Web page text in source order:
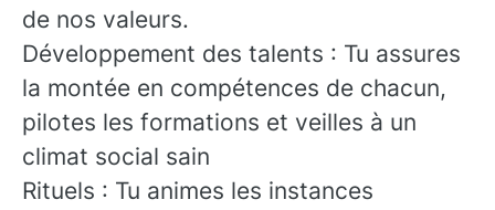
de nos valeurs.
Développement des talents : Tu assures
la montée en compétences de chacun,
pilotes les formations et veilles à un
climat social sain
Rituels : Tu animes les instances